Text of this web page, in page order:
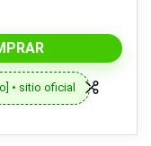
• sitio oficial